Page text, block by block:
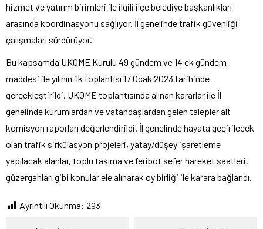
hizmet ve yatırım birimleri ile ilgili ilçe belediye başkanlıkları
arasında koordinasyonu sağlıyor. İl genelinde trafik güvenliği
çalışmaları sürdürüyor.
Bu kapsamda UKOME Kurulu 49 gündem ve 14 ek gündem
maddesi ile yılının ilk toplantısı 17 Ocak 2023 tarihinde
gerçekleştirildi. UKOME toplantısında alınan kararlar ile İl
genelinde kurumlardan ve vatandaşlardan gelen talepler alt
komisyon raporları değerlendirildi. İl genelinde hayata geçirilecek
olan trafik sirkülasyon projeleri, yatay/düşey işaretleme
yapılacak alanlar, toplu taşıma ve feribot sefer hareket saatleri,
güzergahları gibi konular ele alınarak oy birliği ile karara bağlandı.
Ayrıntılı Okunma: 293